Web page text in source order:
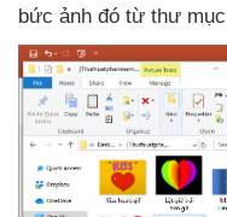
bức ảnh đó từ thư